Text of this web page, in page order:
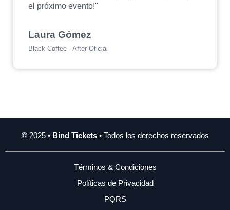
el próximo evento!"
Laura Gómez
Black Coffee - After Oficial
© 2025 • Bind Tickets• Todos los derechos reservados
Términos & Condiciones
Políticas de Privacidad
PQRS